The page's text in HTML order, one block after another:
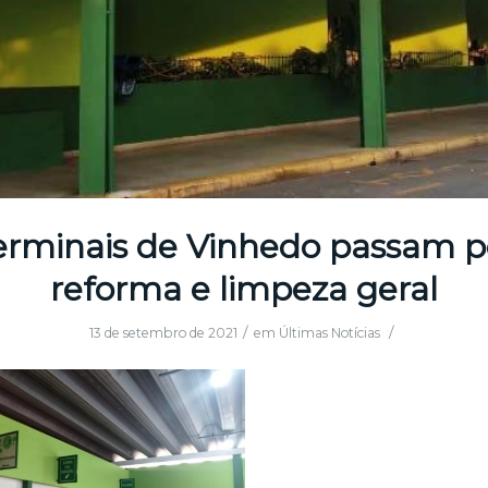
de Vinhedo passam
reforma e limpeza geral
13 de setembro de 2021 / em Últimas Notícias /